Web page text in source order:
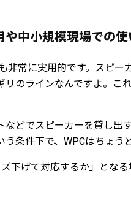
や中小規模現場での
非常に実用的です。スピー
リのラインなんですよ。こ
などでスピーカーを貸し出
う条件下で、WPCはちょう
下げて対応するか」とな